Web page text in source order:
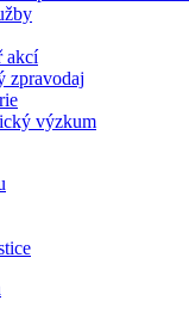
akcí
zpravodaj
výzkum